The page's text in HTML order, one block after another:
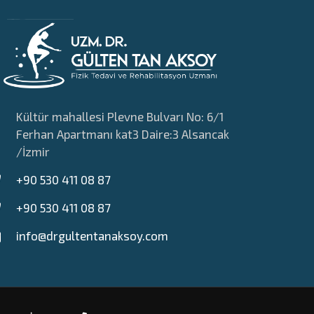
Kültür mahallesi Plevne Bulvarı No: 6/1
Ferhan Apartmanı kat3 Daire:3 Alsancak
/İzmir
+90 530 411 08 87
+90 530 411 08 87
info@drgultentanaksoy.com